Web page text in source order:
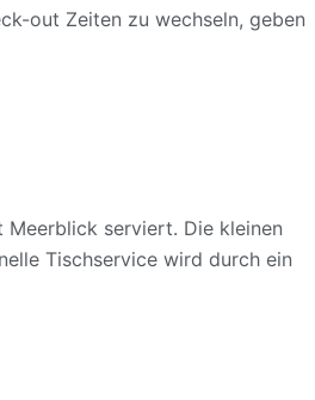
out Zeiten zu wechseln, geben
Meerblick serviert. Die kleinen
Tischservice wird durch ein